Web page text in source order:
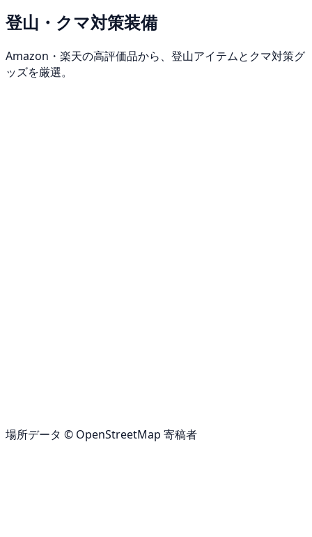
登山・クマ対策装備
Amazon・楽天の高評価品から、登山アイテムとクマ対策グ
ッズを厳選。
場所データ © OpenStreetMap 寄稿者